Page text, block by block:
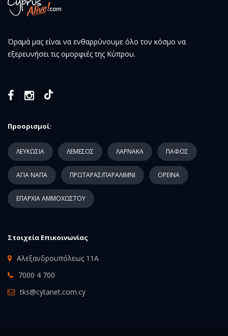
Όραμά μας είναι να ενθαρρύνουμε όλο τον κόσμο να
εξερευνήσει τις ομορφιές της Κύπρου.
Προορισμοί:
ΛΕΥΚΩΣΙΑ ΛΕΜΕΣΟΣ ΛΑΡΝΑΚΑ ΠΑΦΟΣ
ΑΓΙΑ ΝΑΠΑ ΠΡΩΤΑΡΑΣ/ΠΑΡΑΛΙΜΝΙ ΟΡΕΙΝΑ
ΕΠΑΡΧΙΑ ΑΜΜΟΧΩΣΤΟΥ
Στοιχεία Επικοινωνίας
Αλεξανδρουπόλεως 11Α
7000 4 700
tks@cytanet.com.cy